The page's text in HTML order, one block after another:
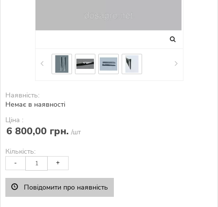
Наявність:
Немає в наявності
Ціна :
6 800,00 грн. /шт
Кількість:
- +
Повідомити про наявність